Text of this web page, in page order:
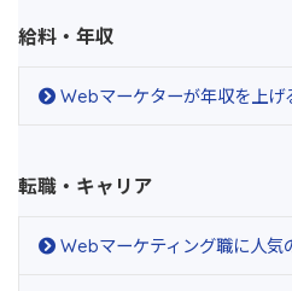
給料・年収
Webマーケターが年収を上げ
転職・キャリア
Webマーケティング職に人気